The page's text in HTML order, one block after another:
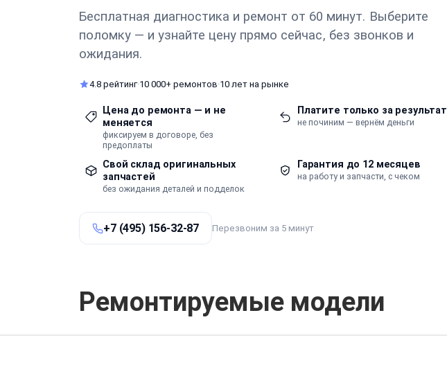
Бесплатная диагностика и ремонт от 60 минут. Выберите
поломку — и узнайте цену прямо сейчас, без звонков и
ожидания.
4.8 рейтинг·10 000+ ремонтов·10 лет на рынке
Цена до ремонта — и не
меняется
фиксируем в договоре, без
предоплаты
Платите только за результат
не починим — вернём деньги
Свой склад оригинальных
запчастей
без ожидания деталей и подделок
Гарантия до 12 месяцев
на работу и запчасти, с чеком
+7 (495) 156-32-87 Перезвоним за 5 минут
Ремонтируемые модели